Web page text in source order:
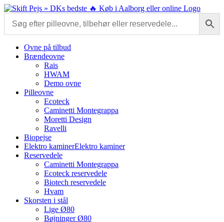
Skip
content
Ovne på tilbud
Brændeovne
Rais
HWAM
Demo ovne
Pilleovne
Ecoteck
Caminetti Montegrappa
Moretti Design
Ravelli
Biopejse
Elektro kaminerElektro kaminer
Reservedele
Caminetti Montegrappa
Ecoteck reservedele
Biotech reservedele
Hvam
Skorsten i stål
Lige Ø80
Bøjninger Ø80